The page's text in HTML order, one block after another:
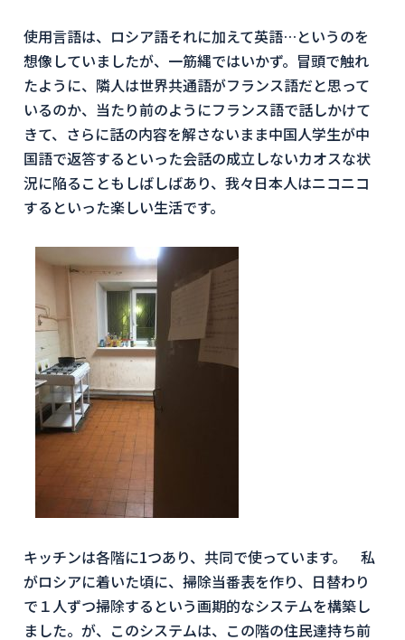
使用言語は、ロシア語それに加えて英語…というのを
想像していましたが、一筋縄ではいかず。冒頭で触れ
たように、隣人は世界共通語がフランス語だと思って
いるのか、当たり前のようにフランス語で話しかけて
きて、さらに話の内容を解さないまま中国人学生が中
国語で返答するといった会話の成立しないカオスな状
況に陥ることもしばしばあり、我々日本人はニコニコ
するといった楽しい生活です。
キッチンは各階に1つあり、共同で使っています。 私
がロシアに着いた頃に、掃除当番表を作り、日替わり
で１人ずつ掃除するという画期的なシステムを構築し
ました。が、このシステムは、この階の住民達持ち前